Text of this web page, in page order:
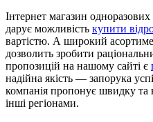
Інтернет магазин
дарує можливість купити
вартістю. А широкий
дозволить зробити
пропозицій на нашому сайті є
надійна якість — запорука
компанія пропонує швидку та
інші регіонами.